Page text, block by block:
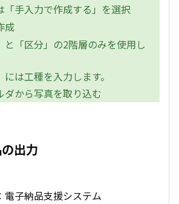
手入力で作成する」を選択
成
「区分」の2階層のみを使用し
は工種を入力します。
から写真を取り込む
出力
電子納品支援システム